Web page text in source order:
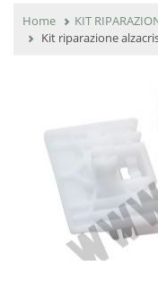
Home KIT
Kit riparazione